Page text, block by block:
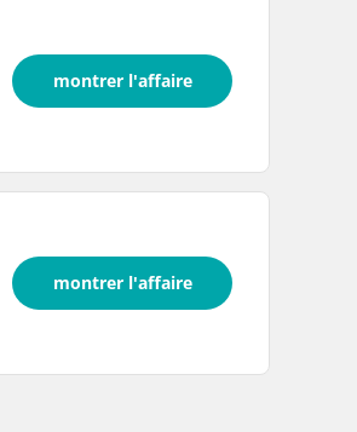
montrer l'affaire
montrer l'affaire